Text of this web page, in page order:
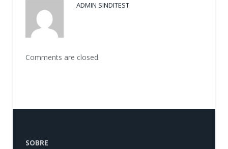
ADMIN SINDITEST
Comments are closed.
SOBRE